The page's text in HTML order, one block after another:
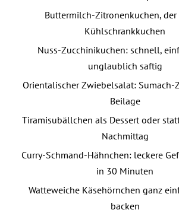
Buttermilch-Zitronenkuchen, der
Kühlschrankkuchen
Nuss-Zucchinikuchen: schnell,
unglaublich saftig
Orientalischer Zwiebelsalat: Sumach-
Beilage
Tiramisubällchen als Dessert oder
Nachmittag
Curry-Schmand-Hähnchen: leckere
in 30 Minuten
Watteweiche Käsehörnchen ganz
backen